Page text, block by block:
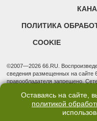
ПОЛИТИКА
COOKIE
©2007—2026 66.RU.
сведения размещенных на сайте
правообладателя запрещено.
надзору в сфере связи,
(Роскомнадзор).
Учредитель: Общество с
Оставаясь на сайте,
политикой